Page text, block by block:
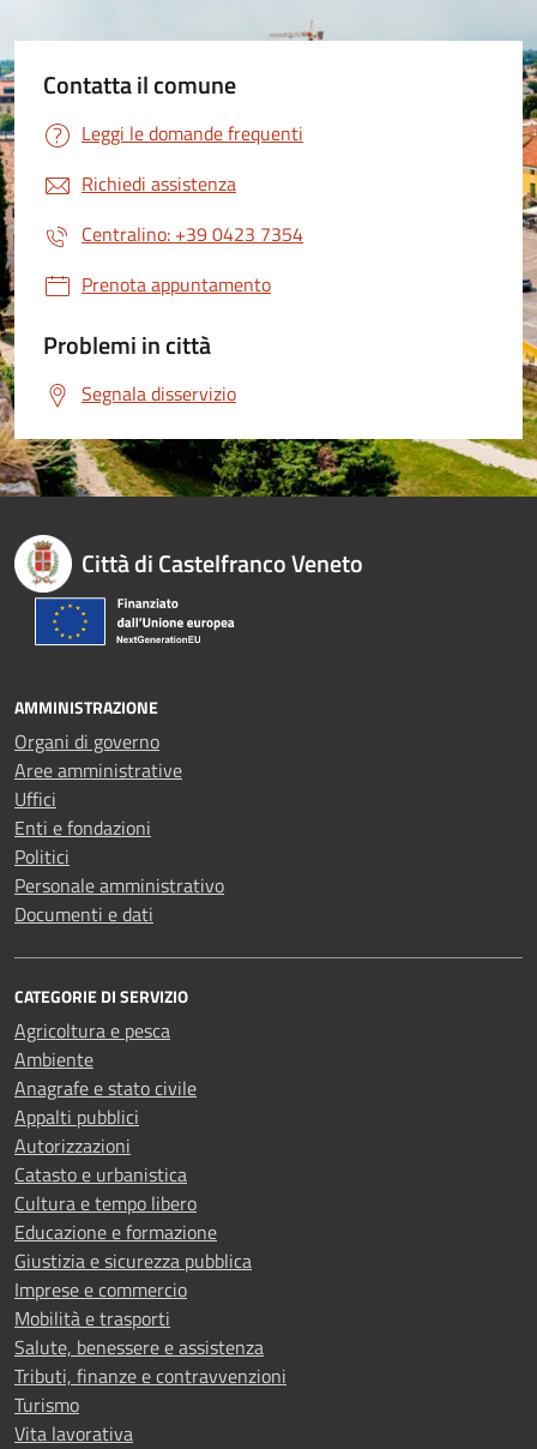
Contatta il comune
Leggi le domande frequenti
Richiedi assistenza
Centralino: +39 0423 7354
Prenota appuntamento
Problemi in città
Segnala disservizio
Città di Castelfranco Veneto
AMMINISTRAZIONE
Organi di governo
Aree amministrative
Uffici
Enti e fondazioni
Politici
Personale amministrativo
Documenti e dati
CATEGORIE DI SERVIZIO
Agricoltura e pesca
Ambiente
Anagrafe e stato civile
Appalti pubblici
Autorizzazioni
Catasto e urbanistica
Cultura e tempo libero
Educazione e formazione
Giustizia e sicurezza pubblica
Imprese e commercio
Mobilità e trasporti
Salute, benessere e assistenza
Tributi, finanze e contravvenzioni
Turismo
Vita lavorativa